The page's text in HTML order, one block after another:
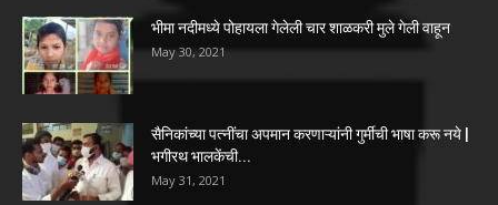
भीमा नदीमध्ये पोहायला गेलेली चार शाळकरी मुले गेली वाहून
May 30, 2021
सैनिकांच्या पत्नींचा अपमान करणाऱ्यांनी गुर्मीची भाषा करू नये |
भगीरथ भालकेंची...
May 31, 2021